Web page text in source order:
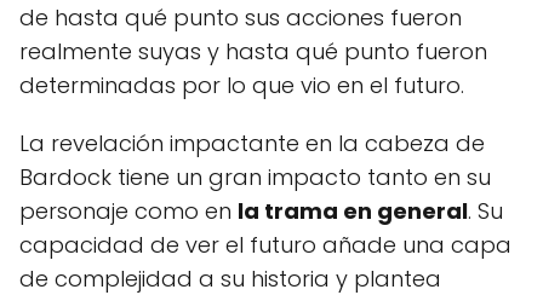
de hasta qué punto sus acciones fueron
realmente suyas y hasta qué punto fueron
determinadas por lo que vio en el futuro.
La revelación impactante en la cabeza de
Bardock tiene un gran impacto tanto en su
personaje como en la trama en general. Su
capacidad de ver el futuro añade una capa
de complejidad a su historia y plantea